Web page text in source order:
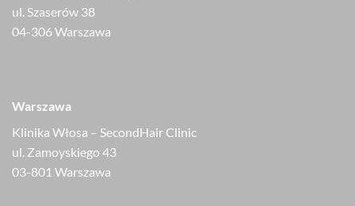
ul. Szaserów 38
04-306 Warszawa
Warszawa
Klinika Włosa – SecondHair Clinic
ul. Zamoyskiego 43
03-801 Warszawa